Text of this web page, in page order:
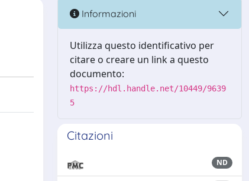
Informazioni
Utilizza questo identificativo per
citare o creare un link a questo
documento:
https://hdl.handle.net/10449/9639
5
Citazioni
ND